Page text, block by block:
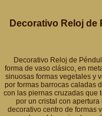
Decorativo Reloj de
Decorativo Reloj de
forma de vaso clásico, en
sinuosas formas vegetales y
por formas barrocas caladas
con las piernas cruzadas que
por un cristal con
decorativo centro de formas